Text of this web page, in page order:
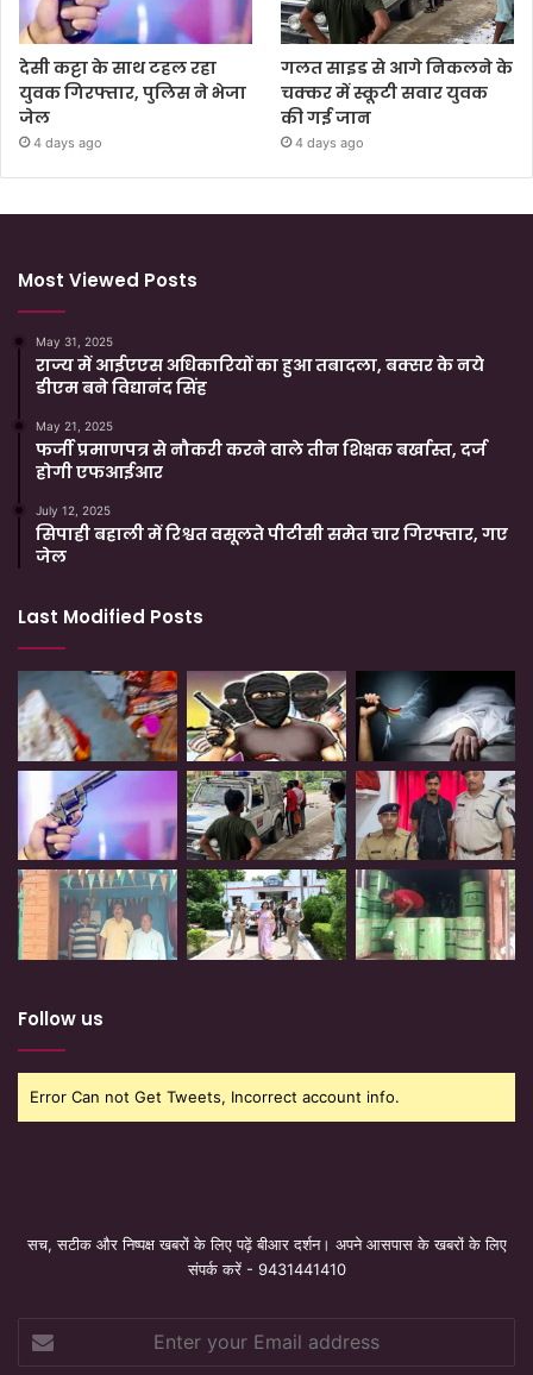
देसी कट्टा के साथ टहल रहा
युवक गिरफ्तार, पुलिस ने भेजा
जेल
4 days ago
गलत साइड से आगे निकलने के
चक्कर में स्कूटी सवार युवक
की गई जान
4 days ago
Most Viewed Posts
May 31, 2025
राज्य में आईएएस अधिकारियों का हुआ तबादला, बक्सर के नये
डीएम बने विद्यानंद सिंह
May 21, 2025
फर्जी प्रमाणपत्र से नौकरी करने वाले तीन शिक्षक बर्खास्त, दर्ज
होगी एफआईआर
July 12, 2025
सिपाही बहाली में रिश्वत वसूलते पीटीसी समेत चार गिरफ्तार, गए
जेल
Last Modified Posts
Follow us
Error Can not Get Tweets, Incorrect account info.
सच, सटीक और निष्पक्ष खबरों के लिए पढ़ें बीआर दर्शन। अपने आसपास के खबरों के लिए
संपर्क करें - 9431441410
your